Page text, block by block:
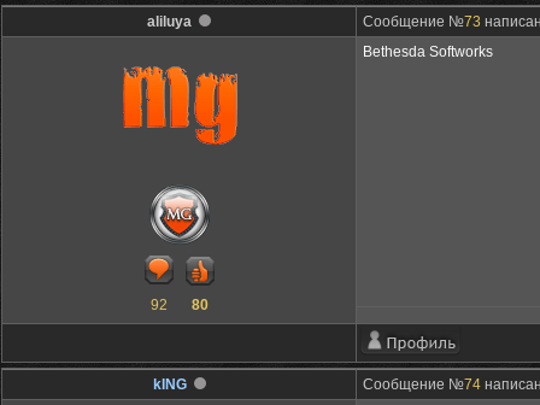
aliluya Сообщение №73
92 80
Bethesda Softworks
kING Сообщение №74